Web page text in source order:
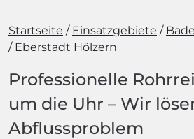
Startseite Einsatzgebiete
Eberstadt Hölzern
Professionelle
um die Uhr – Wir
Abflussproblem